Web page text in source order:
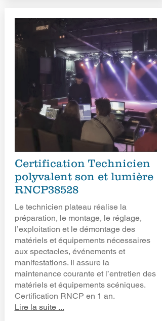
Certification Technicien
polyvalent son et lumière
RNCP38528
Le technicien plateau réalise la
préparation, le montage, le réglage,
l’exploitation et le démontage des
matériels et équipements nécessaires
aux spectacles, événements et
manifestations. Il assure la
maintenance courante et l’entretien des
matériels et équipements scéniques.
Certification RNCP en 1 an.
Lire la suite ...